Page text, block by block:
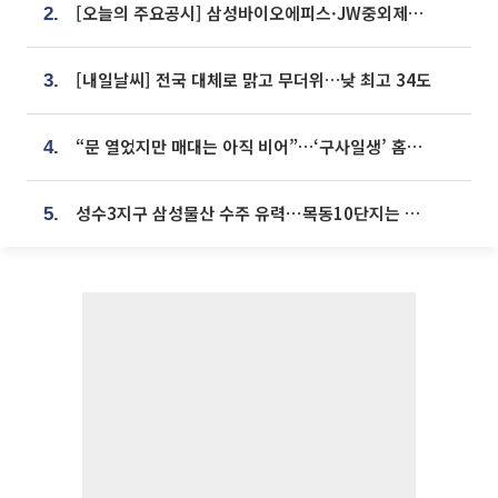
2. [오늘의 주요공시] 삼성바이오에피스·JW중외제약·한미반도체·SK바이오사이언스 등
3. [내일날씨] 전국 대체로 맑고 무더위…낮 최고 34도
4. “문 열었지만 매대는 아직 비어”…‘구사일생’ 홈플러스, 정상화 시험대[르포]
5. 성수3지구 삼성물산 수주 유력⋯목동10단지는 현대건설 단독 응찰